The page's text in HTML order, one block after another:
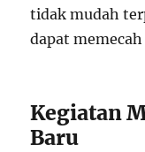
tidak mudah
dapat
Kegiatan
Baru